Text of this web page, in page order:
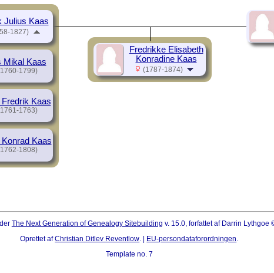
Mikal Kaas
1799)
Kaas
1763)
Kaas
1808)
Julius Kaas
1827)
Fredrikke Elisabeth
Konradine Kaas
(1787-1874)
The Next Generation of Genealogy Sitebuilding v. 15.0, forfattet af Darrin Lythgoe
Oprettet afChristian Ditlev Reventlow. | EU-persondataforordningen.
Template no. 7